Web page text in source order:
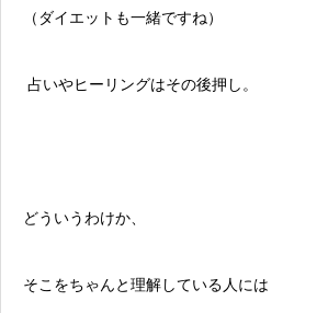
（ダイエットも一緒ですね）
占いやヒーリングはその後押し。
どういうわけか、
そこをちゃんと理解している人には